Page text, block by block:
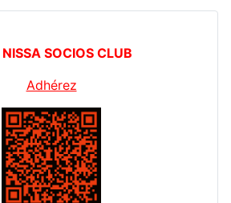
NISSA SOCIOS CLUB
Adhérez